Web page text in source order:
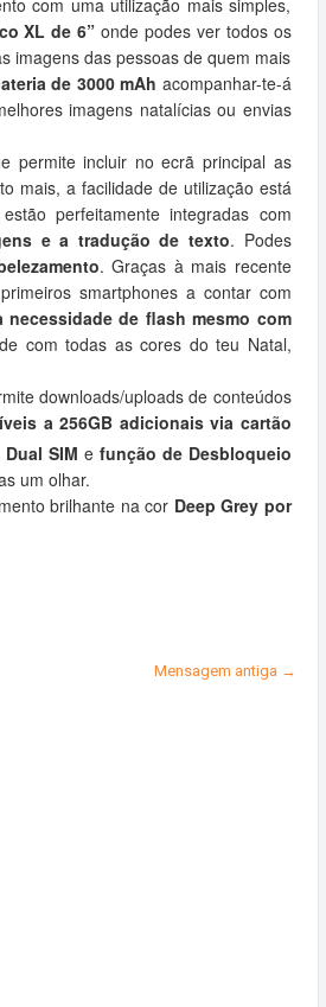
com uma utilização mais simples,
XL de 6” onde podes ver todos os
imagens das pessoas de quem mais
de 3000 mAh acompanhar-te-á
imagens natalícias ou envias
permite incluir no ecrã principal as
mais, a facilidade de utilização está
perfeitamente integradas com
e a tradução de texto. Podes
. Graças à mais recente
smartphones a contar com
necessidade de flash mesmo com
com todas as cores do teu Natal,
downloads/uploads de conteúdos
a 256GB adicionais via cartão
Dual SIM e função de Desbloqueio
um olhar.
brilhante na cor Deep Grey por
Mensagem antiga →